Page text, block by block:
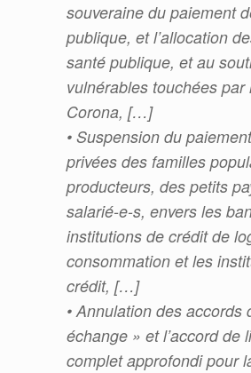
souveraine du paiement
publique, et l’allocation
santé publique, et au
vulnérables touchées par
Corona, […]
• Suspension du
privées des familles
producteurs, des petits
salarié-e-s, envers les
institutions de crédit de
consommation et les
crédit, […]
• Annulation des accords
échange » et l’accord de
complet approfondi pour